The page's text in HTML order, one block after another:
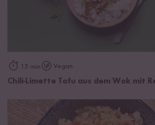
15 min Vegan
Chili-Limette Tofu aus dem Wok mit